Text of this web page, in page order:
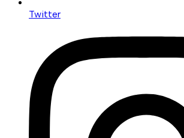
Twitter